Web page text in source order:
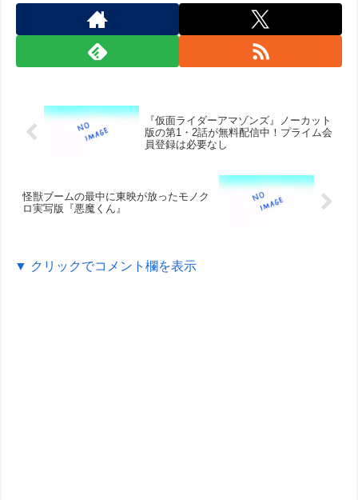
『仮面ライダーアマゾンズ』ノーカット
版の第1・2話が無料配信中！プライム会
員登録は必要なし
怪獣ブームの最中に東映が放ったモノク
ロ実写版『悪魔くん』
▼ クリックでコメント欄を表示